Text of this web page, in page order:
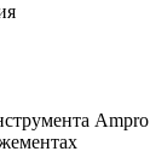
Ampro